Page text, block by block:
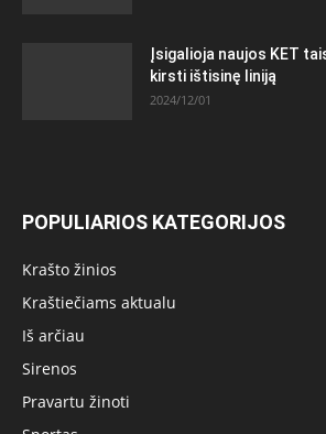
Įsigalioja naujos KET
kirsti ištisinę liniją
2024/12/01
POPULIARIOS KATEGORIJOS
Krašto žinios
Kraštiečiams aktualu
Iš arčiau
Sirenos
Pravartu žinoti